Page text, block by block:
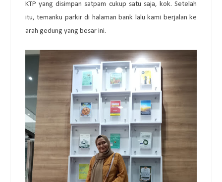
KTP yang disimpan satpam cukup satu saja, kok. Setelah
itu, temanku parkir di halaman bank lalu kami berjalan ke
arah gedung yang besar ini.